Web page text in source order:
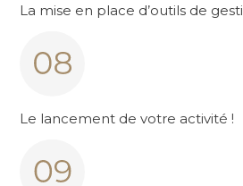
La mise en place d’outils de
Le lancement de votre activité !